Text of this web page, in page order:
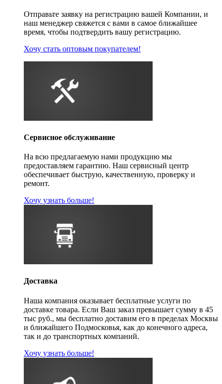
Отправьте заявку на регистрацию вашей Компании, и
наш менеджер свяжется с вами в самое ближайшее
время, чтобы подтвердить вашу регистрацию.
Хочу стать оптовым покупателем!
Сервисное обслуживание
На всю предлагаемую нами продукцию мы
предоставляем гарантию. Наш сервисный центр
обеспечивает быструю, качественную, проверку и
ремонт.
Хочу узнать больше!
Доставка
Наша компания оказывает бесплатные услуги по
доставке товара. Если Ваш заказ превышает сумму в 45
тыс руб., мы бесплатно доставим его в пределах Москвы
и ближайшего Подмосковья, как до конечного адреса,
так и до транспортных компаний.
Хочу узнать больше!